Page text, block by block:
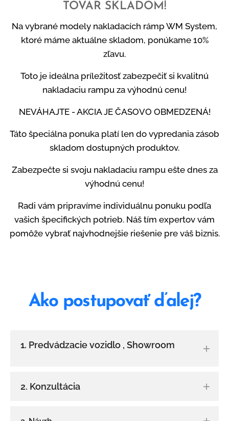
TOVAR SKLADOM!
Na vybrané modely nakladacích rámp WM System,
ktoré máme aktuálne skladom, ponúkame 10%
zľavu.
Toto je ideálna príležitosť zabezpečiť si kvalitnú
nakladaciu rampu za výhodnú cenu!
NEVÁHAJTE - AKCIA JE ČASOVO OBMEDZENÁ!
Táto špeciálna ponuka platí len do vypredania zásob
skladom dostupných produktov.
Zabezpečte si svoju nakladaciu rampu ešte dnes za
výhodnú cenu!
Radi vám pripravíme individuálnu ponuku podľa
vašich špecifických potrieb. Náš tím expertov vám
pomôže vybrať najvhodnejšie riešenie pre váš biznis.
Ako postupovať ďalej?
1. Predvádzacie vozidlo , Showroom
Povoda.
2. Konzultácia